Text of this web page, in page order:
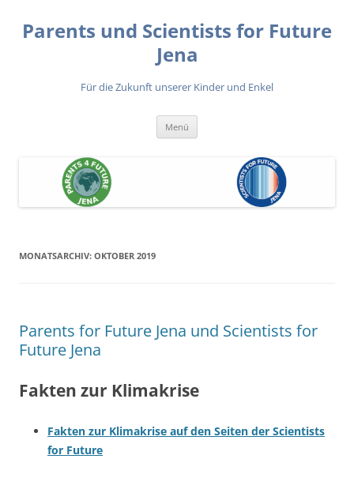
springen
Parents und Scientists for Future
Jena
Für die Zukunft unserer Kinder und Enkel
Menü
MONATSARCHIV: OKTOBER 2019
Parents for Future Jena und Scientists for
Future Jena
Fakten zur Klimakrise
Fakten zur Klimakrise auf den Seiten der Scientists
for Future